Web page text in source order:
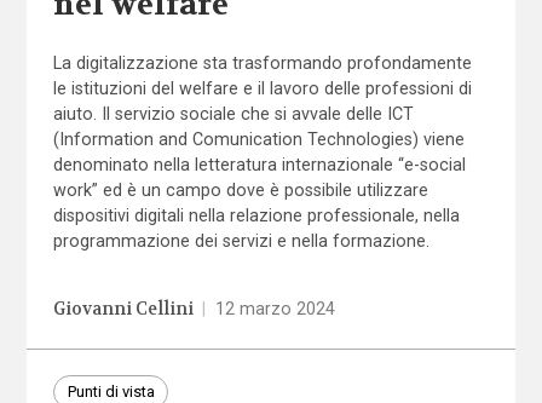
La digitalizzazione sta trasformando profondamente
le istituzioni del welfare e il lavoro delle professioni di
aiuto. Il servizio sociale che si avvale delle ICT
(Information and Comunication Technologies) viene
denominato nella letteratura internazionale “e-social
work” ed è un campo dove è possibile utilizzare
dispositivi digitali nella relazione professionale, nella
programmazione dei servizi e nella formazione.
Giovanni Cellini 12 marzo 2024
Punti di vista